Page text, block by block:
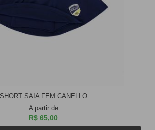
SHORT SAIA FEM CANELLO
A partir de
R$ 65,00